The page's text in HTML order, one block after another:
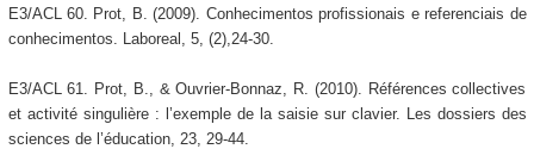
E3/ACL 60. Prot, B. (2009). Conhecimentos profissionais e referenciais de
conhecimentos. Laboreal, 5, (2),24-30.
E3/ACL 61. Prot, B., & Ouvrier-Bonnaz, R. (2010). Références collectives
et activité singulière : l’exemple de la saisie sur clavier. Les dossiers des
sciences de l’éducation, 23, 29-44.